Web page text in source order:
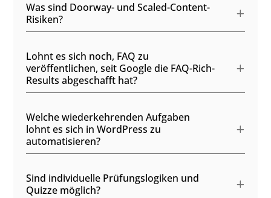
Was sind Doorway- und Scaled-Content-
Risiken?
Lohnt es sich noch, FAQ zu
veröffentlichen, seit Google die FAQ-Rich-
Results abgeschafft hat?
Welche wiederkehrenden Aufgaben
lohnt es sich in WordPress zu
automatisieren?
Sind individuelle Prüfungslogiken und
Quizze möglich?